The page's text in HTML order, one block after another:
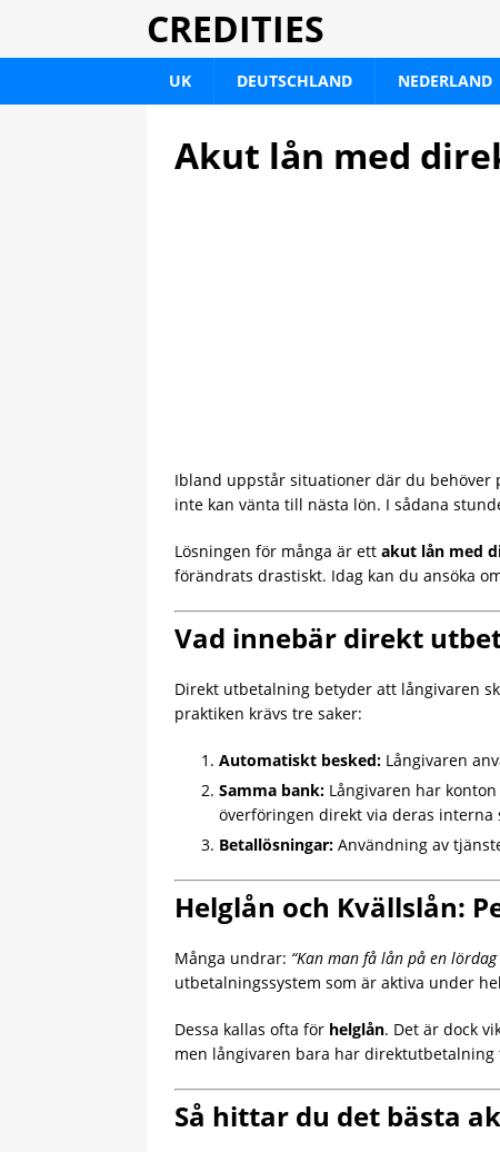
CREDITIES
UK DEUTSCHLAND NEDERLAND
Akut lån med
Ibland uppstår situationer där du behöver
inte kan vänta till nästa lön. I sådana
Lösningen för många är ett akut lån med
förändrats drastiskt. Idag kan du ansöka
Vad innebär direkt
Direkt utbetalning betyder att långivaren
praktiken krävs tre saker:
Automatiskt besked: Långivaren
Samma bank: Långivaren har
överföringen direkt via deras interna
Betallösningar: Användning av
Helglån och Kvällslån:
Många undrar: “Kan man få lån på en lördag
utbetalningssystem som är aktiva under
Dessa kallas ofta för helglån. Det är dock
men långivaren bara har
Så hittar du det bästa